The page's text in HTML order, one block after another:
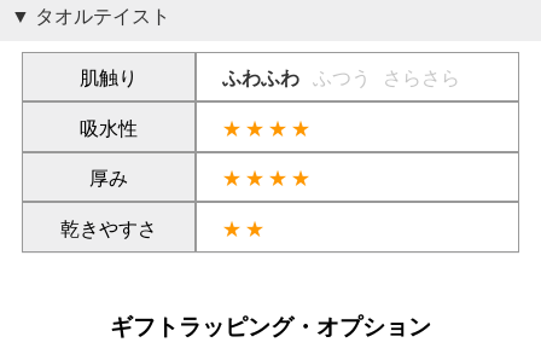
タオルテイスト
肌触り ふわふわ ふつう
さらさら
吸水性
★★★★
厚み
★★★★
乾きやすさ
★★
ギフトラッピング・オプション